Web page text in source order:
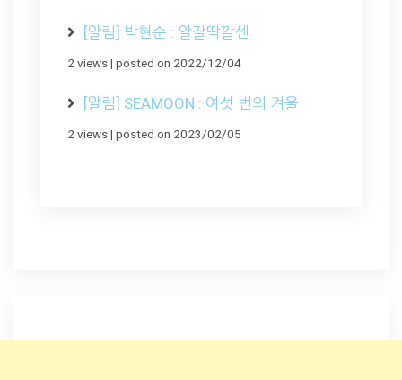
[알림] 박현순 : 알잘딱깔센
2 views| posted on 2022/12/04
[알림] SEAMOON : 여섯 번의 겨울
2 views| posted on 2023/02/05